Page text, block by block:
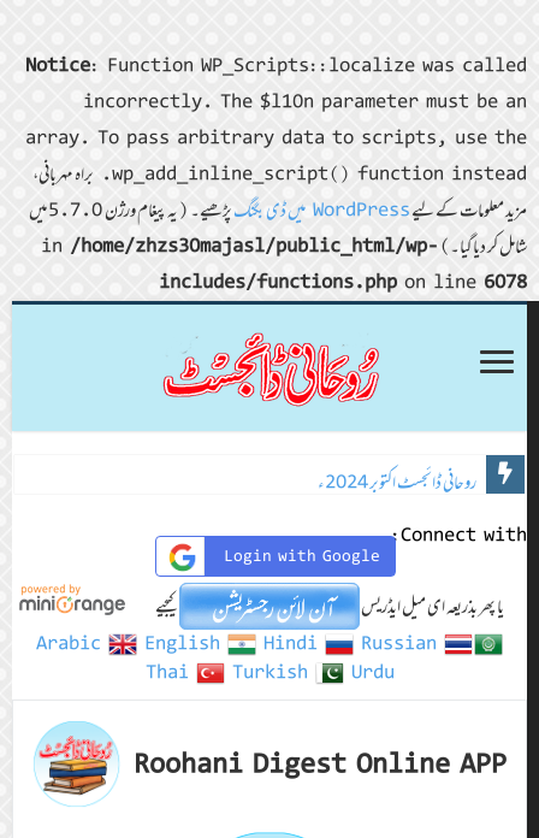
Notice: Function WP_Scripts::localize was called
incorrectly. The $l10n parameter must be an
array. To pass arbitrary data to scripts, use the
wp_add_inline_script() function instead. براہ مہربانی،
مزید معلومات کے لیےWordPress میں ڈی بگنگ
پڑھیے۔ (یہ پیغام ورژن 5.7.0 میں
شامل کر دیا گیا۔) in/home/zhzs30majasl/public_html/wp-
includes/functions.php on line 6078
روحانی ڈائجسٹ اکتوبر 2024ء
Connect with:
Login with Google
یا پھر بذریعہ ای میل ایڈریس
کیجیے
Arabic
English Hindi
Russian
Thai
Turkish Urdu
Roohani Digest Online APP